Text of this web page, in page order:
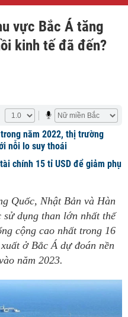
vực Bắc Á tăng
kinh tế đã đến?
năm 2022, thị trường
nỗi lo suy thoái
chính 15 tỉ USD để giảm phụ
Quốc, Nhật Bản và Hàn
dụng than lớn nhất thế
cộng cao nhất trong 16
ở Bắc Á dự đoán nền
năm 2023.